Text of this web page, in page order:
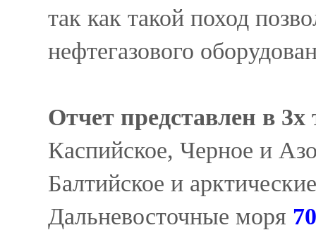
так как такой поход
нефтегазового
Отчет представлен в
Каспийское, Черное и
Балтийское и
Дальневосточные моря